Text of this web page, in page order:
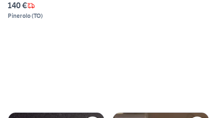
140 €
Pinerolo(TO)